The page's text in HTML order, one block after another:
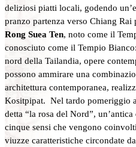
deliziosi piatti locali, godendo
pranzo partenza verso Chiang
Rong Suea Ten, noto come il
conosciuto come il Tempio
nord della Tailandia, opere
possono ammirare una
architettura contemporanea,
Kositpipat. Nel tardo pomeriggio
detta “la rosa del Nord”,
cinque sensi che vengono
viuzze caratteristiche circondate